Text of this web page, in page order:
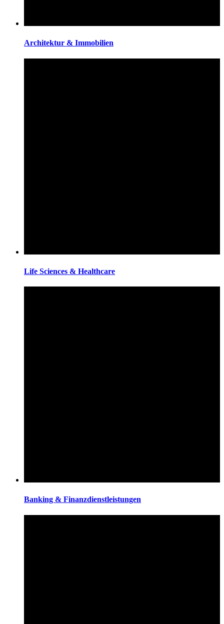
Architektur & Immobilien
Life Sciences & Healthcare
Banking & Finanzdienstleistungen